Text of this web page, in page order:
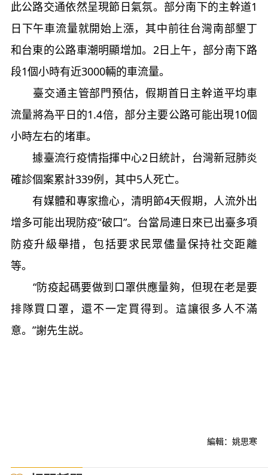
此公路交通依然呈現節日氣氛。部分南下的主幹道1
日下午車流量就開始上漲，其中前往台灣南部墾丁
和台東的公路車潮明顯增加。2日上午，部分南下路
段1個小時有近3000輛的車流量。
臺交通主管部門預估，假期首日主幹道平均車
流量將為平日的1.4倍，部分主要公路可能出現10個
小時左右的堵車。
據臺流行疫情指揮中心2日統計，台灣新冠肺炎
確診個案累計339例，其中5人死亡。
有媒體和專家擔心，清明節4天假期，人流外出
增多可能出現防疫“破口”。台當局連日來已出臺多項
防疫升級舉措，包括要求民眾儘量保持社交距離
等。
“防疫起碼要做到口罩供應量夠，但現在老是要
排隊買口罩，還不一定買得到。這讓很多人不滿
意。”謝先生説。
編輯：姚思寒